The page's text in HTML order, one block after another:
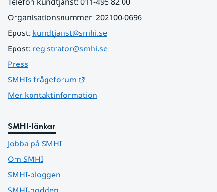
Organisationsnummer: 202100-0696
Epost: kundtjanst@smhi.se
Epost: registrator@smhi.se
Press
SMHIs frågeforum
Mer kontaktinformation
SMHI-länkar
Jobba på SMHI
Om SMHI
SMHI-bloggen